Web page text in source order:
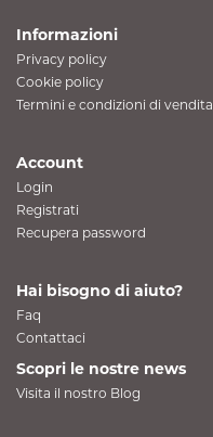
Informazioni
Privacy policy
Cookie policy
Termini e condizioni di vendita
Account
Login
Registrati
Recupera password
Hai bisogno di aiuto?
Faq
Contattaci
Scopri le nostre news
Visita il nostro Blog